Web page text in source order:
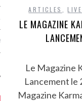
ARTICLES ,
LE MAGAZINE
Le Magazine
Lancement le
Magazine